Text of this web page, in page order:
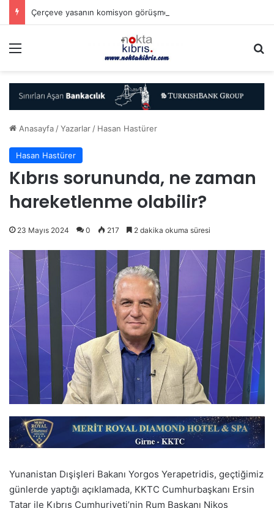
Çerçeve yasanın komisyon görüşmelerinde neler yaşandı?
Anasayfa /Yazarlar / Hasan Hastürer
Hasan Hastürer
Kıbrıs sorununda, ne zaman
hareketlenme olabilir?
23 Mayıs 2024 0 217 2 dakika okuma süresi
Yunanistan Dışişleri Bakanı Yorgos Yerapetridis, geçtiğimiz
günlerde yaptığı açıklamada, KKTC Cumhurbaşkanı Ersin
Tatar ile Kıbrıs Cumhuriyeti’nin Rum Başkanı Nikos